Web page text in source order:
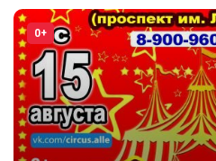
0+